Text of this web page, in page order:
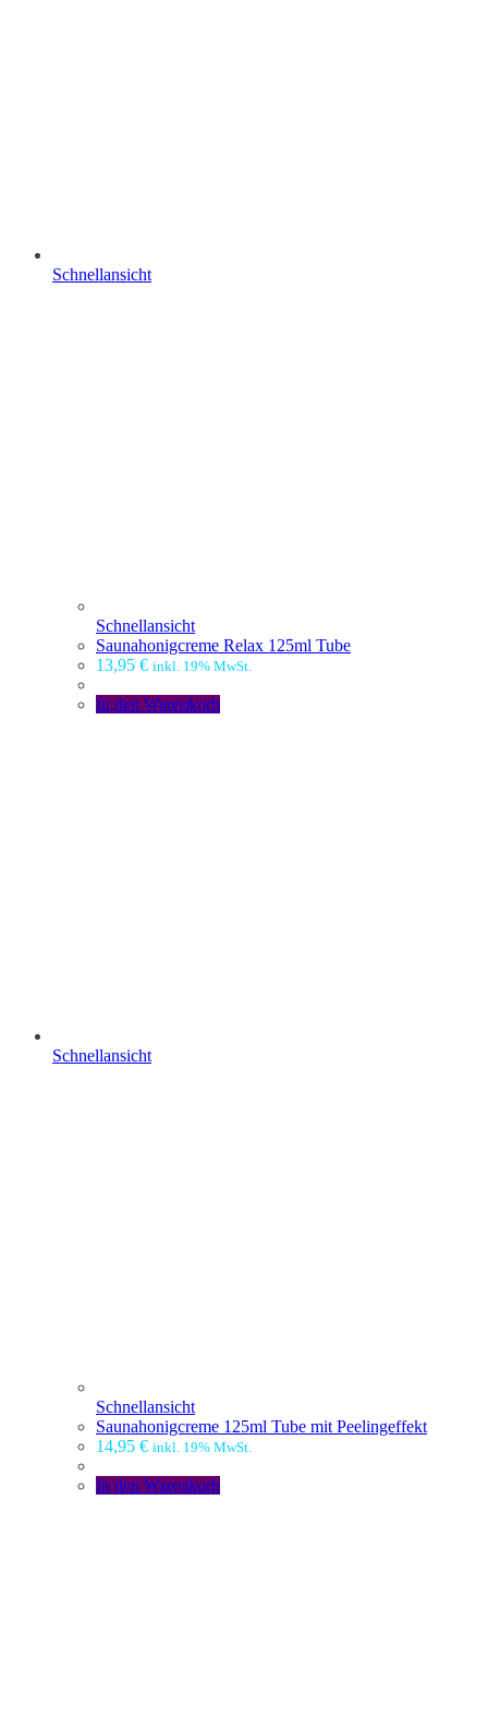
Schnellansicht
Schnellansicht
Saunahonigcreme Relax 125ml Tube
13,95 € inkl. 19% MwSt.
In den Warenkorb
Schnellansicht
Schnellansicht
Saunahonigcreme 125ml Tube mit Peelingeffekt
14,95 € inkl. 19% MwSt.
In den Warenkorb